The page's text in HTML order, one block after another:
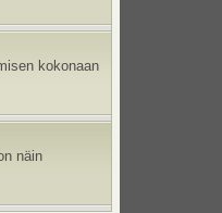
kokonaan
näin